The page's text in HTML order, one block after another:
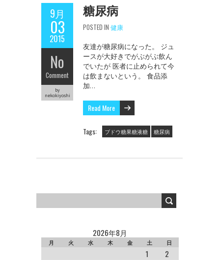
9月
03
2015
No
Comment
by
nekokiyoshi
糖尿病
POSTED IN 健康
友達が糖尿病になった。 ジュ
ースが大好きでがぶがぶ飲ん
でいたが 医者に止められて今
は飲まないという。 食品添
加…
Read More
Tags: ブドウ糖果糖液糖 糖尿病
2026年8月
月 火 水 木 金 土 日
1
2